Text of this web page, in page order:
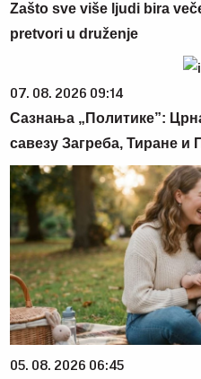
Zašto sve više ljudi bira
pretvori u druženje
07. 08. 2026 09:14
Сазнања „Политике”:
савезу Загреба, Тиране и
05. 08. 2026 06:45